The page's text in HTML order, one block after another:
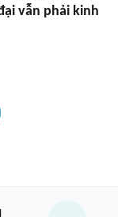
vẫn phải kinh